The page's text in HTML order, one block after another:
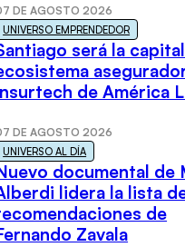
DE AGOSTO 2026
UNIVERSO EMPRENDEDOR
será la
de América
DE AGOSTO 2026
UNIVERSO AL DÍA
documental de
lidera la lista
de
Zavala